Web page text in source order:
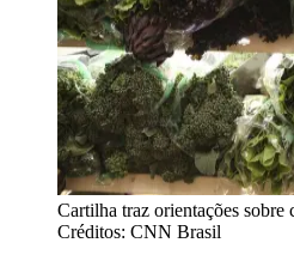
Cartilha traz orientações sobre
Créditos: CNN Brasil